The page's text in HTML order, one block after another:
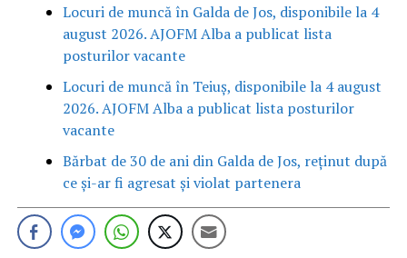
Locuri de muncă în Galda de Jos, disponibile la 4
august 2026. AJOFM Alba a publicat lista
posturilor vacante
Locuri de muncă în Teiuș, disponibile la 4 august
2026. AJOFM Alba a publicat lista posturilor
vacante
Bărbat de 30 de ani din Galda de Jos, reținut după
ce și-ar fi agresat și violat partenera